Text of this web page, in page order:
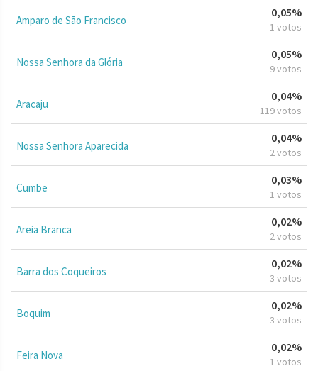
Amparo de São Francisco
0,05%
1 votos
Nossa Senhora da Glória
0,05%
9 votos
Aracaju
0,04%
119 votos
Nossa Senhora Aparecida
0,04%
2 votos
Cumbe
0,03%
1 votos
Areia Branca
0,02%
2 votos
Barra dos Coqueiros
0,02%
3 votos
Boquim
0,02%
3 votos
Feira Nova
0,02%
1 votos